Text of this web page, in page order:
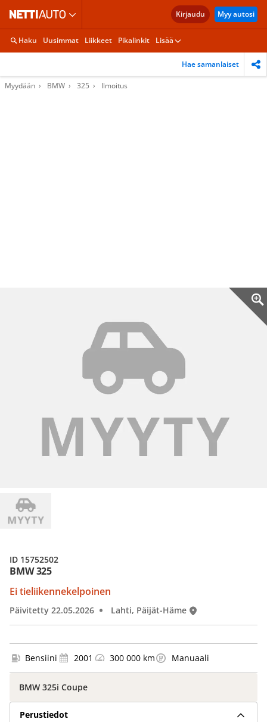
Kirjaudu Myy autosi
Haku Uusimmat Liikkeet Pikalinkit Lisää
Hae samanlaiset
Myydään BMW 325 Ilmoitus
BMW 325
Ei tieliikennekelpoinen
Päivitetty 22.05.2026 Lahti, Päijät-Häme
ID 15752502
Bensiini 2001 300 000 km Manuaali
BMW 325i Coupe
Perustiedot